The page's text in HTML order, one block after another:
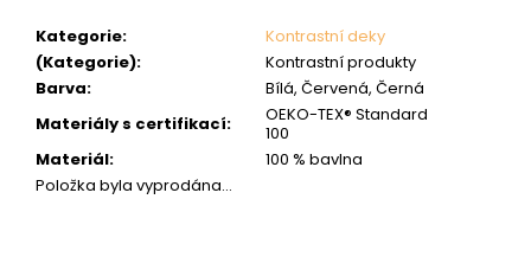
Kategorie:
Kontrastní deky
(Kategorie):
Kontrastní produkty
Barva:
Bílá, Červená, Černá
Materiály s certifikací:
OEKO-TEX® Standard
100
Materiál:
100 % bavlna
Položka byla vyprodána…